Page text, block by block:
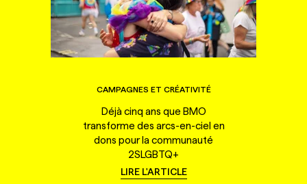
CAMPAGNES ET CRÉATIVITÉ
Déjà cinq ans que BMO
transforme des arcs-en-ciel en
dons pour la communauté
2SLGBTQ+
LIRE L'ARTICLE